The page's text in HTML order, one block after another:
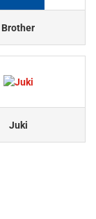
Brother
Juki